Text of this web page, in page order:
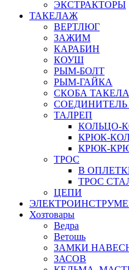
ЭКСТРАКТОРЫ
ТАКЕЛАЖ
ВЕРТЛЮГ
ЗАЖИМ
КАРАБИН
КОУШ
РЫМ-БОЛТ
РЫМ-ГАЙКА
СКОБА
ТАЛРЕП
КОЛЬЦО-
КРЮК-
КРЮК-
ТРОС
В
ТРОС
ЦЕПИ
Хозтовары
Ведра
Ветошь
ЗАМКИ
ЗАСОВ